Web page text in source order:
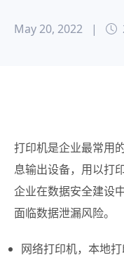
May 20, 2022 |
打印机是企业最常用
息输出设备，用以打
企业在数据安全建设
面临数据泄漏风险。
网络打印机，本地